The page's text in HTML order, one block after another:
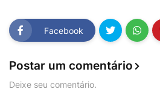
Facebook
Postar um comentário
Deixe seu comentário.